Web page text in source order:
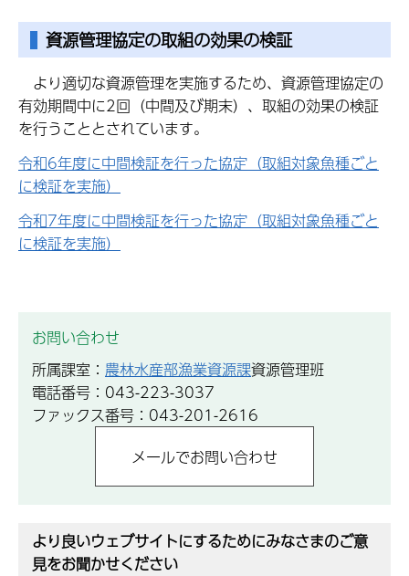
資源管理協定の取組の効果の検証
より適切な資源管理を実施するため、資源管理協定の
有効期間中に2回（中間及び期末）、取組の効果の検証
を行うこととされています。
令和6年度に中間検証を行った協定（取組対象魚種ごと
に検証を実施）
令和7年度に中間検証を行った協定（取組対象魚種ごと
に検証を実施）
お問い合わせ
所属課室： 農林水産部漁業資源課資源管理班
電話番号：043-223-3037
ファックス番号：043-201-2616
より良いウェブサイトにするためにみなさまのご意
見をお聞かせください